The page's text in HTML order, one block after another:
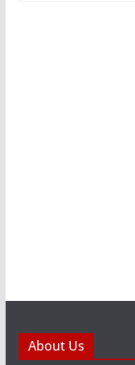
About Us